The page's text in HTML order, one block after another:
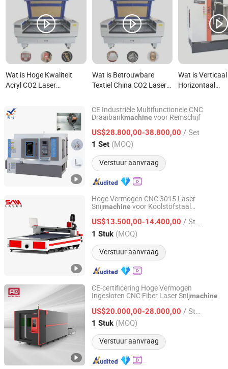
Wat is Hoge Kwaliteit
Acryl CO2 Laser
met CE Goedkeuring
Wat is Betrouwbare
Textiel China CO2 Laser
Efficiëntie met CE
Goedkeuring
Wat is Verticaal
Horizontaal
CNC
CE/ISO GSK/
CE Industriële Multifunctionele CNC
Draaibankmachine voor Remschijf
US$28.800,00-38.800,00 / Set
1 Set (MOQ)
Verstuur aanvraag
Yuhuan Jiaou Cnc Machine Tool Manufacturing Co., Ltd.
Zhejiang, China Sinds 2024
Hoge Vermogen CNC 3015 Laser
Snijmachine voor Koolstofstaal
US$13.500,00-14.400,00 / Stuk
1 Stuk (MOQ)
Verstuur aanvraag
Shanghai San Laser Technology Co., Ltd.
Shanghai, China Sinds 2025
CE-certificering Hoge Vermogen
Ingesloten CNC Fiber Laser Snijmachine
US$20.000,00-28.000,00 / Stuk
1 Stuk (MOQ)
Verstuur aanvraag
Ande laser intelligent equipment (Guangdong) Co., Ltd
Guangdong, China Sinds 2021